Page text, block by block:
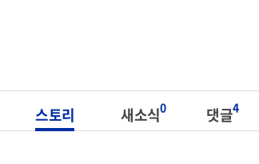
스토리 새소식0 댓글4